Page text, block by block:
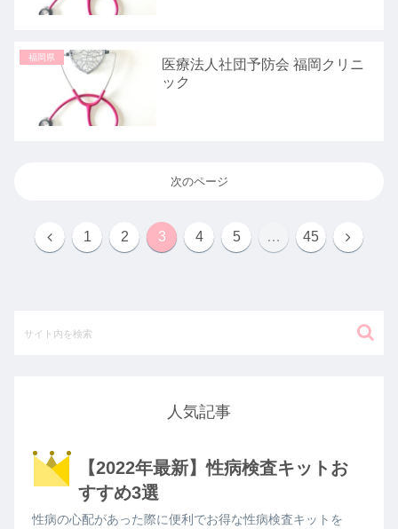
福岡県
医療法人社団予防会 福岡クリニ
ック
次のページ
1 2 3 4 5 … 45
人気記事
【2022年最新】性病検査キットお
すすめ3選
性病の心配があった際に便利でお得な性病検査キットを